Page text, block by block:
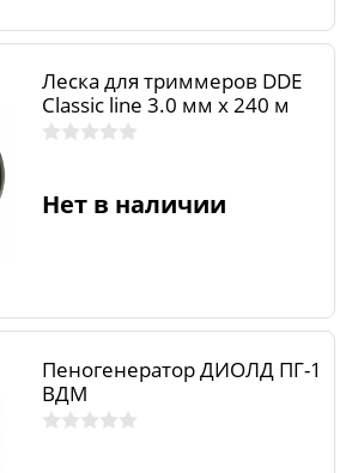
Леска для триммеров DDE
Classic line 3.0 мм х 240 м
Нет в наличии
Пеногенератор ДИОЛД ПГ-1
ВДМ